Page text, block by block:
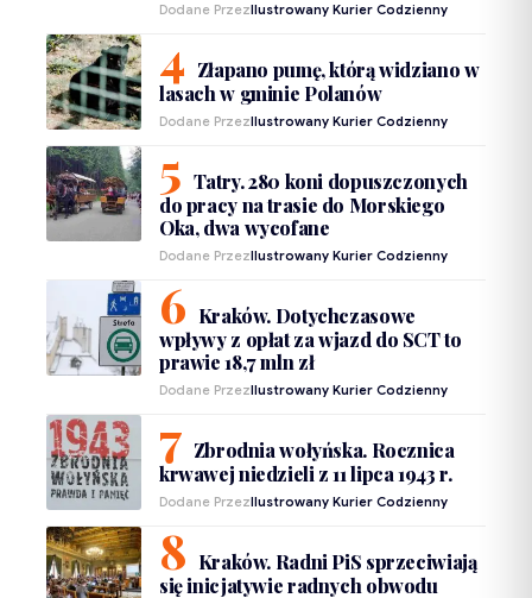
Dodane PrzezIlustrowany Kurier Codzienny
Złapano pumę, którą widziano w
lasach w gminie Polanów
Dodane PrzezIlustrowany Kurier Codzienny
Tatry. 280 koni dopuszczonych
do pracy na trasie do Morskiego
Oka, dwa wycofane
Dodane PrzezIlustrowany Kurier Codzienny
Kraków. Dotychczasowe
wpływy z opłat za wjazd do SCT to
prawie 18,7 mln zł
Dodane PrzezIlustrowany Kurier Codzienny
Zbrodnia wołyńska. Rocznica
krwawej niedzieli z 11 lipca 1943 r.
Dodane PrzezIlustrowany Kurier Codzienny
Kraków. Radni PiS sprzeciwiają
się inicjatywie radnych obwodu